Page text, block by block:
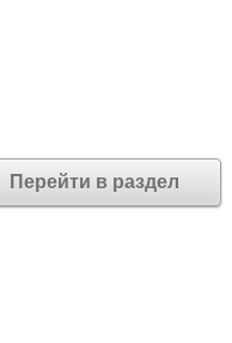
Перейти в раздел